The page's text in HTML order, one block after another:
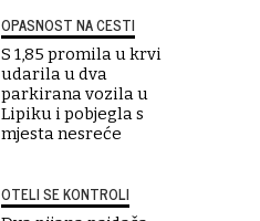
OPASNOST NA CESTI
S 1,85 promila u krvi
udarila u dva
parkirana vozila u
Lipiku i pobjegla s
mjesta nesreće
OTELI SE KONTROLI